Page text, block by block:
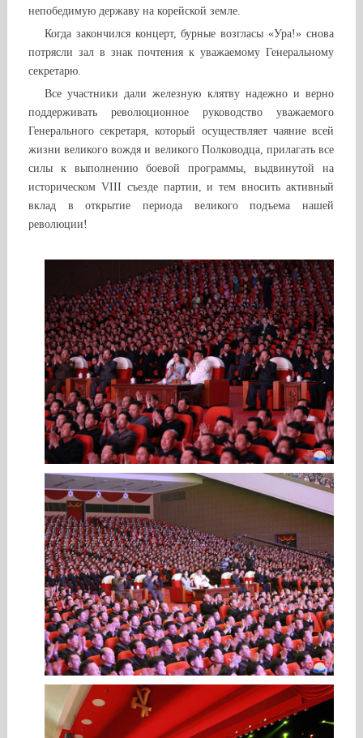
непобедимую державу на корейской земле.
Когда закончился концерт, бурные возгласы «Ура!» снова
потрясли зал в знак почтения к уважаемому Генеральному
секретарю.
Все участники дали железную клятву надежно и верно
поддерживать революционное руководство уважаемого
Генерального секретаря, который осуществляет чаяние всей
жизни великого вождя и великого Полководца, прилагать все
силы к выполнению боевой программы, выдвинутой на
историческом VIII съезде партии, и тем вносить активный
вклад в открытие периода великого подъема нашей
революции!